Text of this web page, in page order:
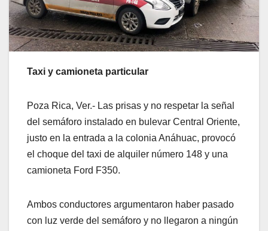
Taxi y camioneta particular
Poza Rica, Ver.- Las prisas y no respetar la señal
del semáforo instalado en bulevar Central Oriente,
justo en la entrada a la colonia Anáhuac, provocó
el choque del taxi de alquiler número 148 y una
camioneta Ford F350.
Ambos conductores argumentaron haber pasado
con luz verde del semáforo y no llegaron a ningún